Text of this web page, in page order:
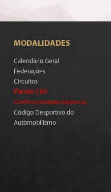
MODALIDADES
Calendário Geral
Federações
Circuitos
Plantão CBA
(Confira os resultados das provas)
Código Desportivo do
Automobilismo